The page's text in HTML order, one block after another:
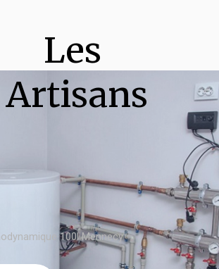
Les
Artisans
100l Mennecy